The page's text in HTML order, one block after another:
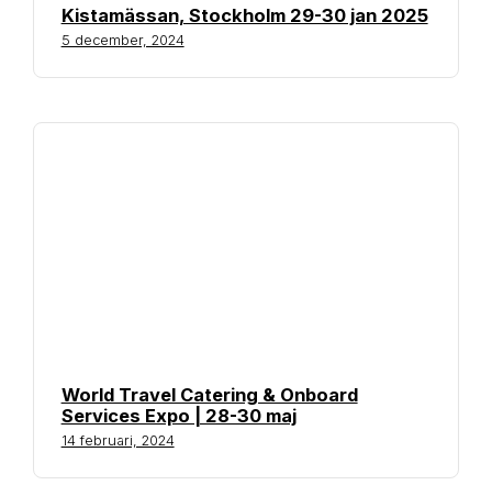
Kistamässan, Stockholm 29-30 jan 2025
5 december, 2024
World Travel Catering & Onboard
Services Expo | 28-30 maj
14 februari, 2024